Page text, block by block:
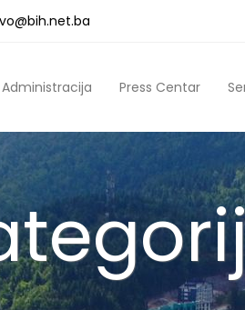
Administracija Press Centar